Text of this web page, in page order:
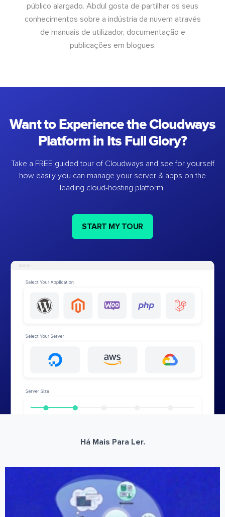
público alargado. Abdul gosta de partilhar os seus
conhecimentos sobre a indústria da nuvem através
de manuais de utilizador, documentação e
publicações em blogues.
Want to Experience the Cloudways
Platform in Its Full Glory?
Take a FREE guided tour of Cloudways and see for yourself
how easily you can manage your server & apps on the
leading cloud-hosting platform.
START MY TOUR
Há Mais Para Ler.